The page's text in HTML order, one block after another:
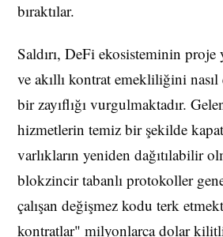
bıraktılar.
Saldırı, DeFi ekosisteminin proje
ve akıllı kontrat emekliliğini
bir zayıflığı vurgulmaktadır.
hizmetlerin temiz bir şekilde
varlıkların yeniden dağıtılabilir
blokzincir tabanlı protokoller
çalışan değişmez kodu terk
kontratlar" milyonlarca dolar